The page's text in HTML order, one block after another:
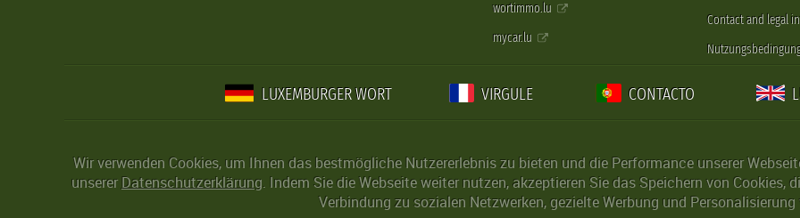
wortimmo.lu
mycar.lu
Contact and legal
LUXEMBURGER WORT VIRGULE CONTACTO
Wir verwenden Cookies, um Ihnen das bestmögliche Nutzererlebnis zu bieten und die Performance unserer
unserer Datenschutzerklärung. Indem Sie die Webseite weiter nutzen, akzeptieren Sie das Speichern von
Verbindung zu sozialen Netzwerken, gezielte Werbung und